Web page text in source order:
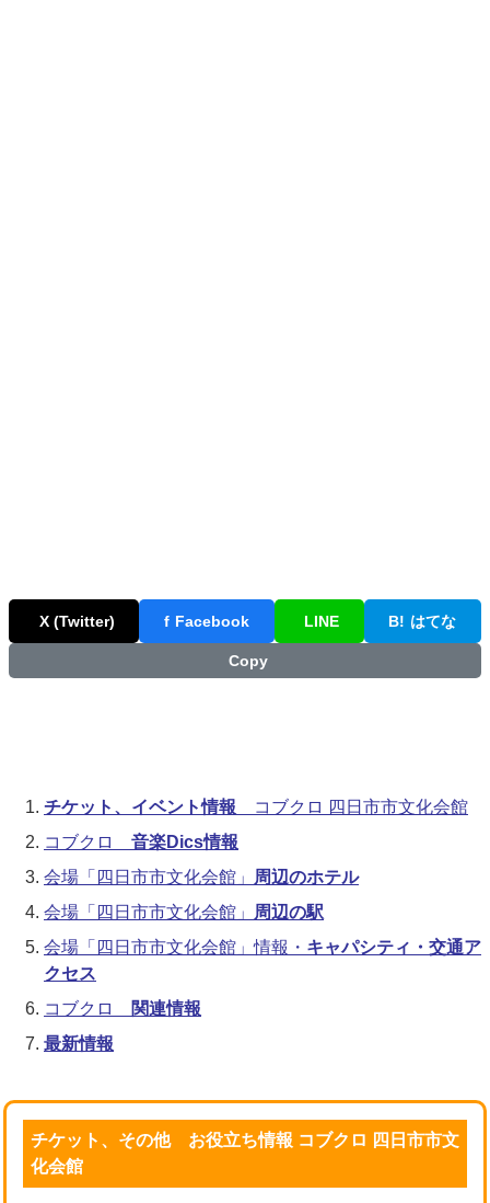
X (Twitter) f Facebook LINE B! はてな
Copy
チケット、イベント情報 コブクロ 四日市市文化会館
コブクロ 音楽Dics情報
会場「四日市市文化会館」
周辺のホテル
会場「四日市市文化会館」
周辺の駅
会場「四日市市文化会館」情報・ キャパシティ・交通ア
クセス
コブクロ
関連情報
最新情報
チケット、その他 お役立ち情報 コブクロ 四日市市文
化会館